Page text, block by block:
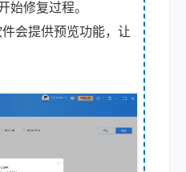
始修复过程。
会提供预览功能，让